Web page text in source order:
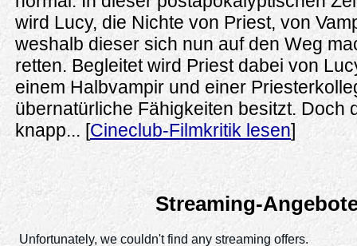
wird Lucy, die Nichte von Priest, von
weshalb dieser sich nun auf den Weg
retten. Begleitet wird Priest dabei von
einem Halbvampir und einer
übernatürliche Fähigkeiten besitzt. Doch
knapp... [Cineclub-Filmkritik lesen]
Streaming-